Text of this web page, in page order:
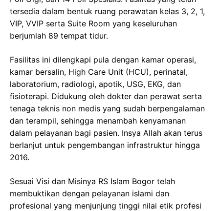
tersedia dalam bentuk ruang perawatan kelas 3, 2, 1,
VIP, VVIP serta Suite Room yang keseluruhan
berjumlah 89 tempat tidur.
Fasilitas ini dilengkapi pula dengan kamar operasi,
kamar bersalin, High Care Unit (HCU), perinatal,
laboratorium, radiologi, apotik, USG, EKG, dan
fisioterapi. Didukung oleh dokter dan perawat serta
tenaga teknis non medis yang sudah berpengalaman
dan terampil, sehingga menambah kenyamanan
dalam pelayanan bagi pasien. Insya Allah akan terus
berlanjut untuk pengembangan infrastruktur hingga
2016.
Sesuai Visi dan Misinya RS Islam Bogor telah
membuktikan dengan pelayanan islami dan
profesional yang menjunjung tinggi nilai etik profesi